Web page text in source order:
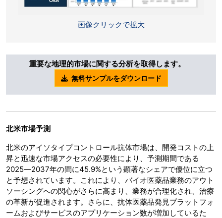
画像クリックで拡大
重要な地理的市場に関する分析を取得します。
無料サンプルをダウンロード
北米市場予測
北米のアイソタイプコントロール抗体市場は、開発コストの上
昇と迅速な市場アクセスの必要性により、予測期間である
2025―2037年の間に45.9%という顕著なシェアで優位に立つ
と予想されています。これにより、バイオ医薬品業務のアウト
ソーシングへの関心がさらに高まり、業務が合理化され、治療
の革新が促進されます。さらに、抗体医薬品発見プラットフォ
ームおよびサービスのアプリケーション数が増加しているた